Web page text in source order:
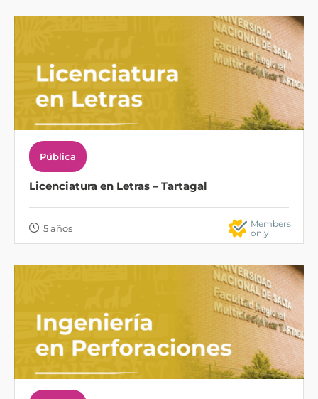
Pública
Licenciatura en Letras – Tartagal
5 años
Members
only